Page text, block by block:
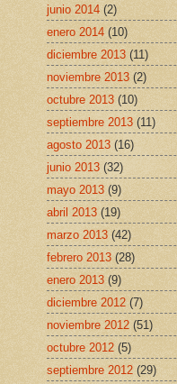
junio 2014 (2)
enero 2014 (10)
diciembre 2013 (11)
noviembre 2013 (2)
octubre 2013 (10)
septiembre 2013 (11)
agosto 2013 (16)
junio 2013 (32)
mayo 2013 (9)
abril 2013 (19)
marzo 2013 (42)
febrero 2013 (28)
enero 2013 (9)
diciembre 2012 (7)
noviembre 2012 (51)
octubre 2012 (5)
septiembre 2012 (29)